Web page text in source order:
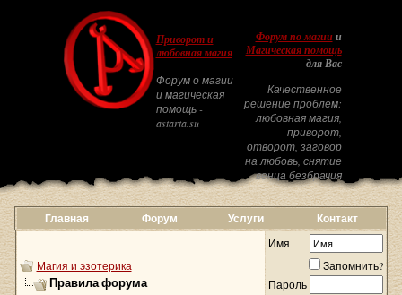
Приворот и
любовная магия
Форум о магии
и магическая
помощь -
astarta.su
Форум по магиии
Магическая помощь
для Вас
Качественное
решение проблем:
любовная магия,
приворот,
отворот, заговор
на любовь, снятие
венца безбрачия
Главная Форум Услуги Контакт
Магия и эзотерика
Правила форума
Имя
Запомнить?
Пароль